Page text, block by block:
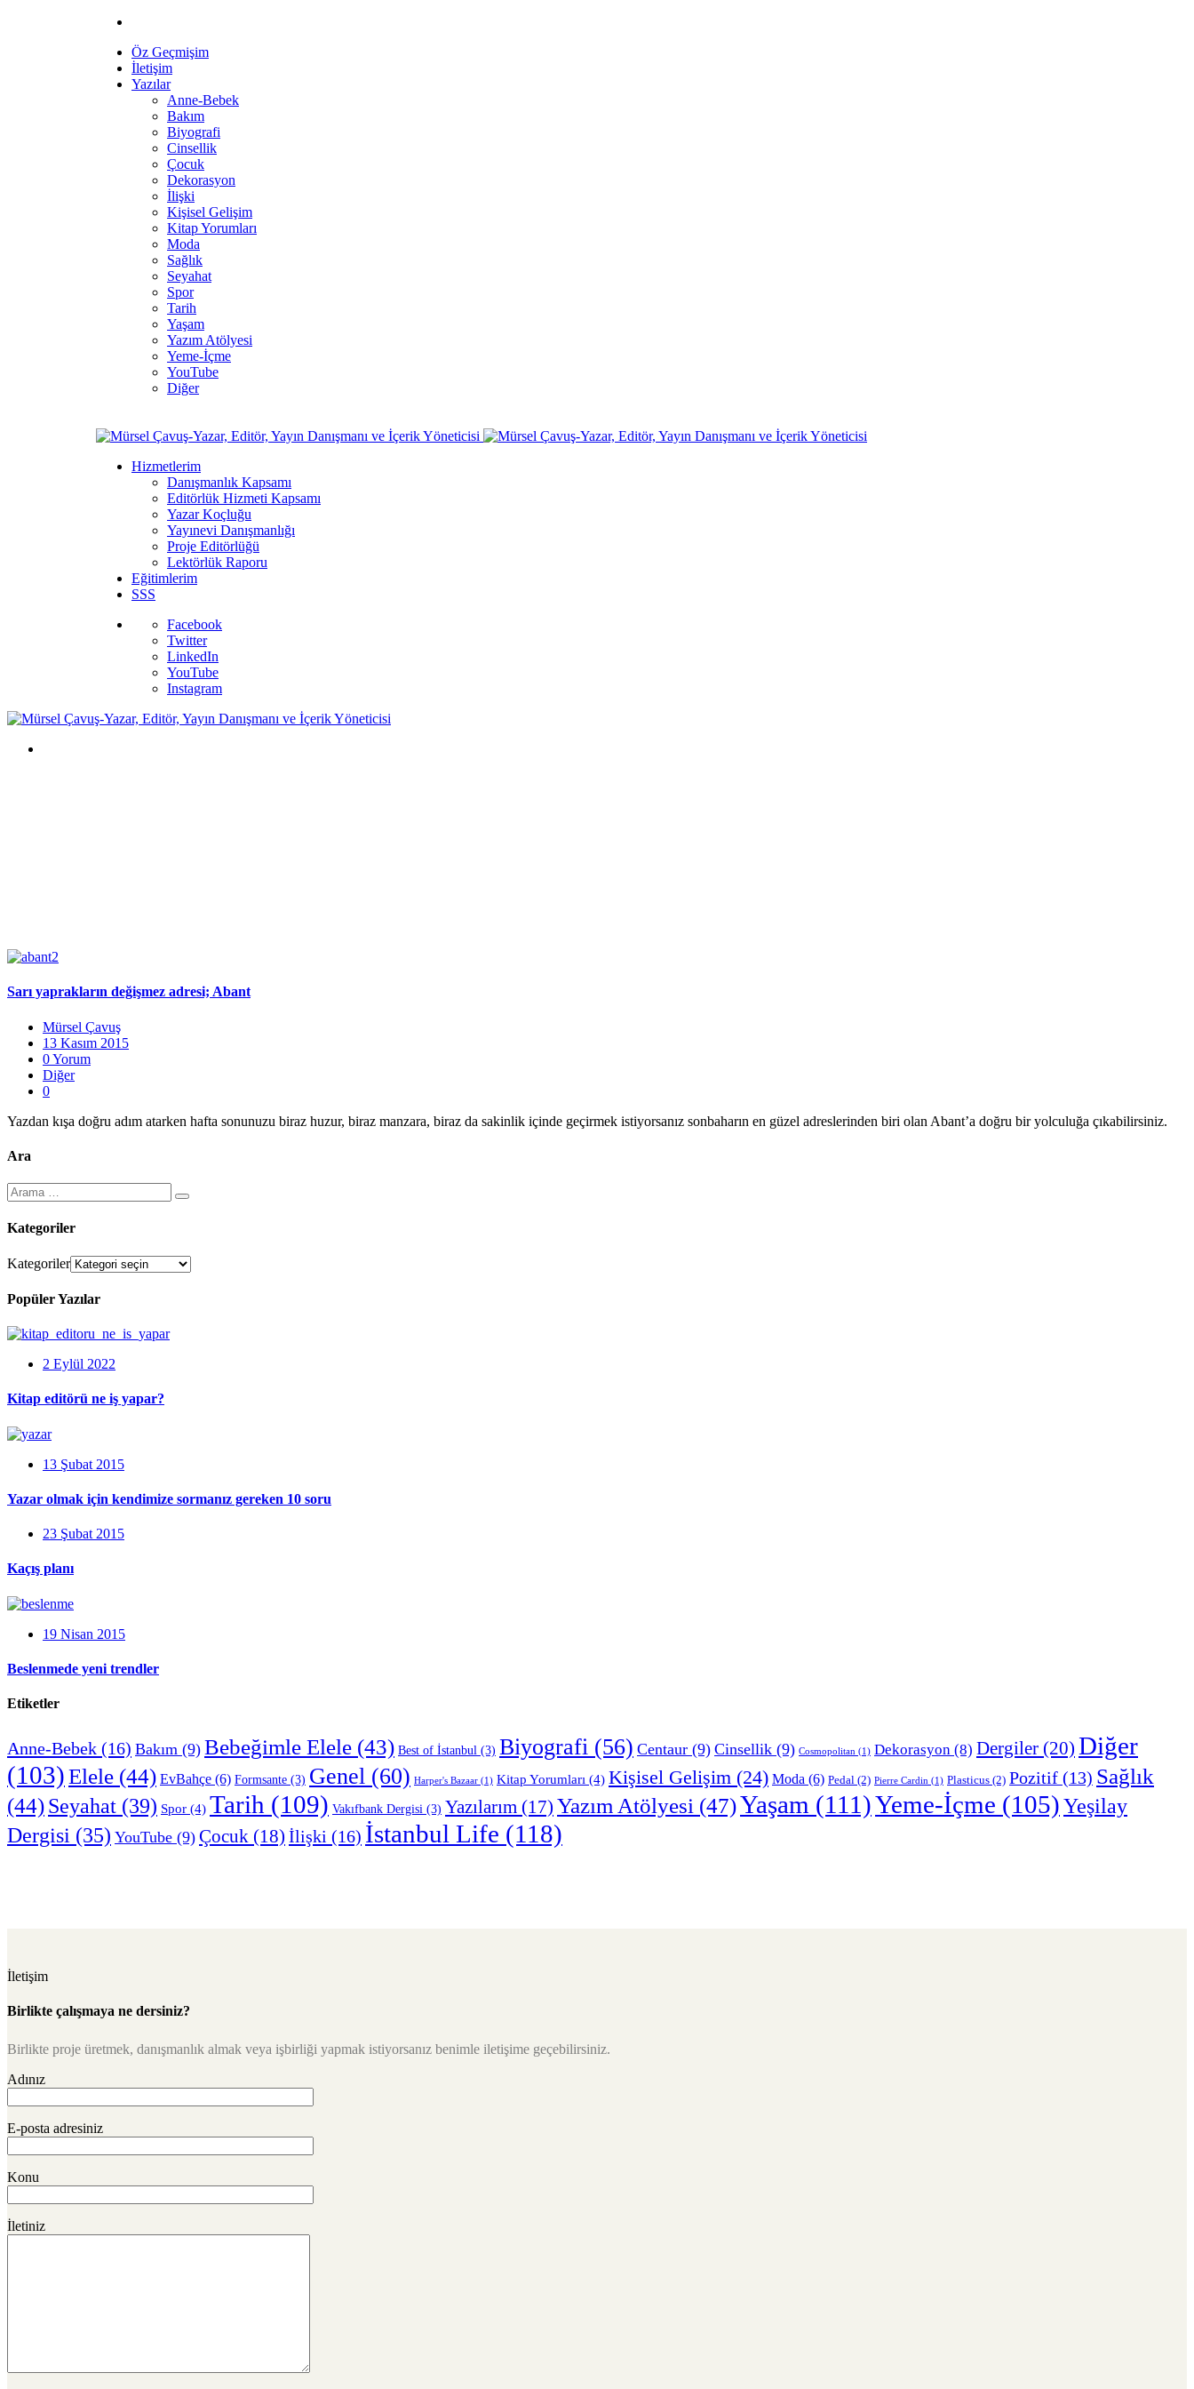
Öz Geçmişim
İletişim
Yazılar
Anne-Bebek
Bakım
Biyografi
Cinsellik
Çocuk
Dekorasyon
İlişki
Kişisel Gelişim
Kitap Yorumları
Moda
Sağlık
Seyahat
Spor
Tarih
Yaşam
Yazım Atölyesi
Yeme-İçme
YouTube
Diğer
Hizmetlerim
Danışmanlık Kapsamı
Editörlük Hizmeti Kapsamı
Yazar Koçluğu
Yayınevi Danışmanlığı
Proje Editörlüğü
Lektörlük Raporu
Eğitimlerim
SSS
Facebook
Twitter
LinkedIn
YouTube
Instagram
Sarı yaprakların değişmez adresi; Abant
Mürsel Çavuş
13 Kasım 2015
0 Yorum
Diğer
0
Yazdan kışa doğru adım atarken hafta sonunuzu biraz huzur, biraz manzara, biraz da sakinlik içinde geçirmek istiyorsanız sonbaharın en güzel adreslerinden biri olan Abant’a doğru bir yolculuğa çıkabilirsiniz.
Ara
Kategoriler
Kategoriler
Popüler Yazılar
2 Eylül 2022
Kitap editörü ne iş yapar?
13 Şubat 2015
Yazar olmak için kendimize sormanız gereken 10 soru
23 Şubat 2015
Kaçış planı
19 Nisan 2015
Beslenmede yeni trendler
Etiketler
Anne-Bebek (16) Bakım (9) Bebeğimle Elele (43) Best of İstanbul (3) Biyografi (56) Centaur (9) Cinsellik (9) Cosmopolitan (1) Dekorasyon (8) Dergiler (20) Diğer
(103)Elele (44) EvBahçe (6) Formsante (3) Genel (60) Harper's Bazaar (1) Kitap Yorumları (4) Kişisel Gelişim (24) Moda (6) Pedal (2) Pierre Cardin (1) Plasticus (2) Pozitif (13) Sağlık
(44)Seyahat (39) Spor (4) Tarih (109) Vakıfbank Dergisi (3) Yazılarım (17) Yazım Atölyesi (47)Yaşam (111)Yeme-İçme (105)Yeşilay
Dergisi (35) YouTube (9) Çocuk (18) İlişki (16) İstanbul Life (118)
İletişim
Birlikte çalışmaya ne dersiniz?
Birlikte proje üretmek, danışmanlık almak veya işbirliği yapmak istiyorsanız benimle iletişime geçebilirsiniz.
Adınız
E-posta adresiniz
Konu
İletiniz